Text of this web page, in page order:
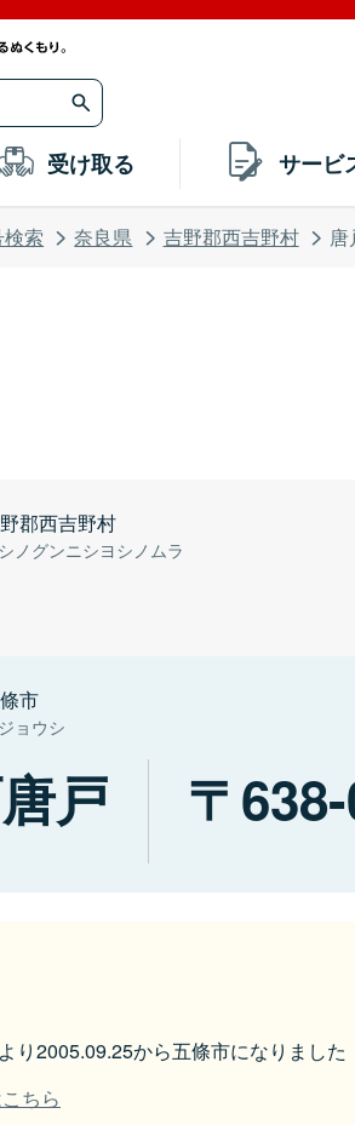
受け取る サービ
索 奈良県 吉野郡西吉野村 唐
郡西吉野村
ノグンニシヨシノムラ
市
ョウシ
戸
り2005.09.25から五條市になりました
ちら